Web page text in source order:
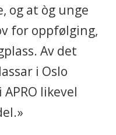
og at òg unge
for oppfølging,
Av det
i Oslo
likevel